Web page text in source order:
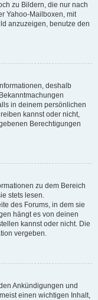
zu Bildern, die nur nach
Yahoo-Mailboxen, mit
anzuzeigen, benutze den
deshalb
in deinem persönlichen
kannst oder nicht,
Berechtigungen
zu dem Bereich
stets lesen.
des Forums, in dem sie
hängt es von deinen
kannst oder nicht. Die
vergeben.
Ankündigungen und
einen wichtigen Inhalt,